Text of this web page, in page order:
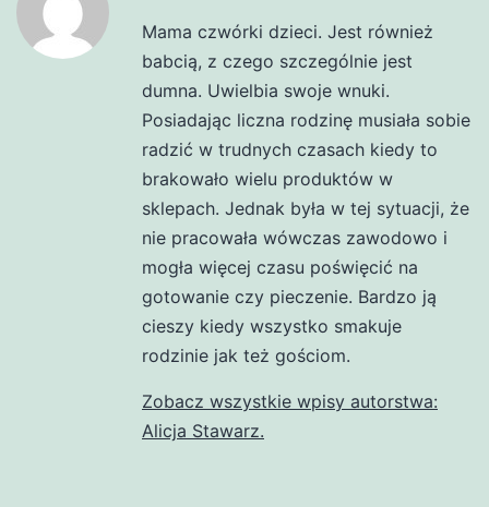
Mama czwórki dzieci. Jest również
babcią, z czego szczególnie jest
dumna. Uwielbia swoje wnuki.
Posiadając liczna rodzinę musiała sobie
radzić w trudnych czasach kiedy to
brakowało wielu produktów w
sklepach. Jednak była w tej sytuacji, że
nie pracowała wówczas zawodowo i
mogła więcej czasu poświęcić na
gotowanie czy pieczenie. Bardzo ją
cieszy kiedy wszystko smakuje
rodzinie jak też gościom.
Zobacz wszystkie wpisy autorstwa:
Alicja Stawarz.